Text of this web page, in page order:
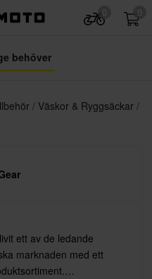
behöver
Väskor & Ryggsäckar
ett av de ledande
marknaden med ett